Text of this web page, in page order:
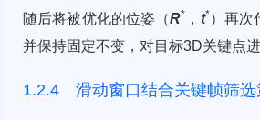
随后将被优化的位姿（R* ， t*）再次
并保持固定不变，对目标3D关键点
1.2.4 滑动窗口结合关键帧筛选